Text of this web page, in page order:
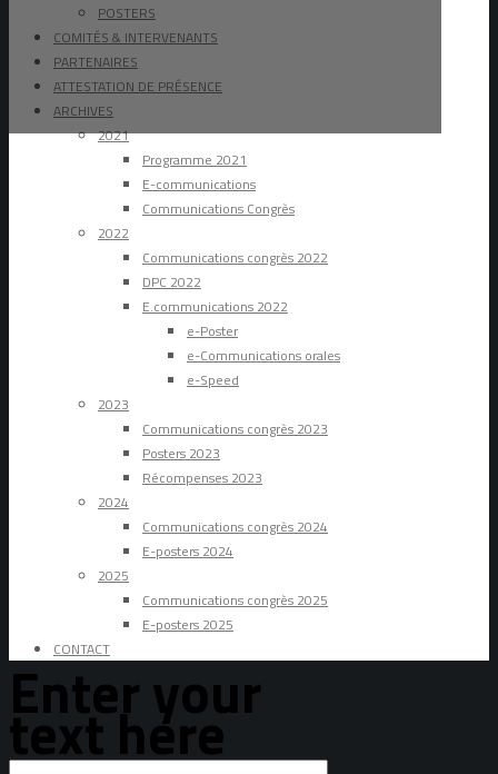
POSTERS
COMITÉS & INTERVENANTS
PARTENAIRES
ATTESTATION DE PRÉSENCE
ARCHIVES
2021
Programme 2021
E-communications
Communications Congrès
2022
Communications congrès 2022
DPC 2022
E.communications 2022
e-Poster
e-Communications orales
e-Speed
2023
Communications congrès 2023
Posters 2023
Récompenses 2023
2024
Communications congrès 2024
E-posters 2024
2025
Communications congrès 2025
E-posters 2025
CONTACT
Enter your
text here